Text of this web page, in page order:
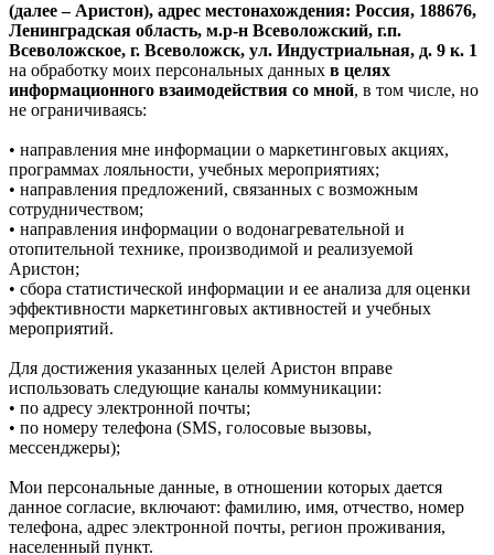
(далее – Аристон), адрес местонахождения: Россия, 188676,
Ленинградская область, м.р-н Всеволожский, г.п.
Всеволожское, г. Всеволожск, ул. Индустриальная, д. 9 к. 1
на обработку моих персональных данных в целях
информационного взаимодействия со мной, в том числе, но
не ограничиваясь:
• направления мне информации о маркетинговых акциях,
программах лояльности, учебных мероприятиях;
• направления предложений, связанных с возможным
сотрудничеством;
• направления информации о водонагревательной и
отопительной технике, производимой и реализуемой
Аристон;
• сбора статистической информации и ее анализа для оценки
эффективности маркетинговых активностей и учебных
мероприятий.
Для достижения указанных целей Аристон вправе
использовать следующие каналы коммуникации:
• по адресу электронной почты;
• по номеру телефона (SMS, голосовые вызовы,
мессенджеры);
Мои персональные данные, в отношении которых дается
данное согласие, включают: фамилию, имя, отчество, номер
телефона, адрес электронной почты, регион проживания,
населенный пункт.